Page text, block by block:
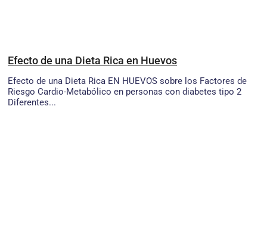
Efecto de una Dieta Rica en Huevos
Efecto de una Dieta Rica EN HUEVOS sobre los Factores de
Riesgo Cardio-Metabólico en personas con diabetes tipo 2
Diferentes...